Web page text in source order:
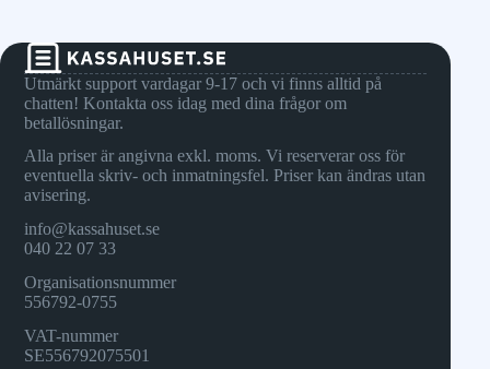
Utmärkt support vardagar 9-17 och vi finns alltid på
chatten! Kontakta oss idag med dina frågor om
betallösningar.
Alla priser är angivna exkl. moms. Vi reserverar oss för
eventuella skriv- och inmatningsfel. Priser kan ändras utan
avisering.
info@kassahuset.se
040 22 07 33
Organisationsnummer
556792-0755
VAT-nummer
SE556792075501